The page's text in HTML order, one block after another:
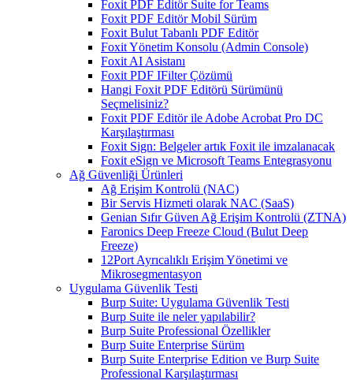
Foxit PDF Editör Suite for Teams
Foxit PDF Editör Mobil Sürüm
Foxit Bulut Tabanlı PDF Editör
Foxit Yönetim Konsolu (Admin Console)
Foxit AI Asistanı
Foxit PDF IFilter Çözümü
Hangi Foxit PDF Editörü Sürümünü
Seçmelisiniz?
Foxit PDF Editör ile Adobe Acrobat Pro DC
Karşılaştırması
Foxit Sign: Belgeler artık Foxit ile imzalanacak
Foxit eSign ve Microsoft Teams Entegrasyonu
Ağ Güvenliği Ürünleri
Ağ Erişim Kontrolü (NAC)
Bir Servis Hizmeti olarak NAC (SaaS)
Genian Sıfır Güven Ağ Erişim Kontrolü (ZTNA)
Faronics Deep Freeze Cloud (Bulut Deep
Freeze)
12Port Ayrıcalıklı Erişim Yönetimi ve
Mikrosegmentasyon
Uygulama Güvenlik Testi
Burp Suite: Uygulama Güvenlik Testi
Burp Suite ile neler yapılabilir?
Burp Suite Professional Özellikler
Burp Suite Enterprise Sürüm
Burp Suite Enterprise Edition ve Burp Suite
Professional Karşılaştırması